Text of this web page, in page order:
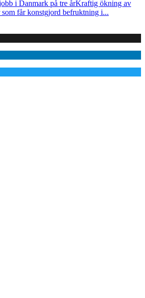
i Danmark på tre årKraftig ökning av
får konstgjord befruktning i...